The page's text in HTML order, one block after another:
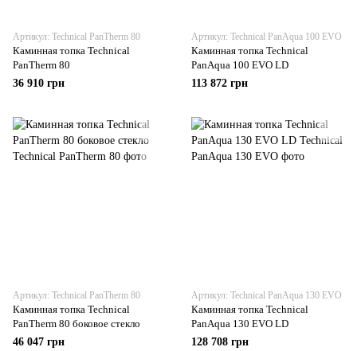
Артикул: Technical PanTherm 80
Каминная топка Technical
PanTherm 80
36 910 грн
Артикул: Technical PanAqua 100 EVO
Каминная топка Technical
PanAqua 100 EVO LD
113 872 грн
Артикул: Technical PanTherm 80
Каминная топка Technical
PanTherm 80 боковое стекло
46 047 грн
Артикул: Technical PanAqua 130 EVO
Каминная топка Technical
PanAqua 130 EVO LD
128 708 грн